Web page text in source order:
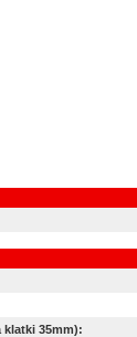
klatki 35mm):